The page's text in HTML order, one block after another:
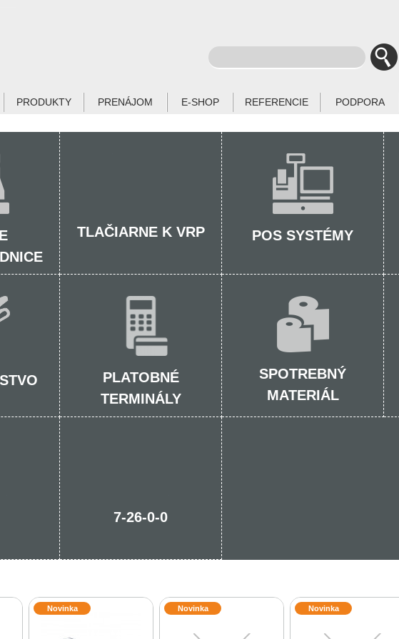
TLAČIARNE K VRP POS SYSTÉMY
PLATOBNÉ
TERMINÁLY
SPOTREBNÝ
MATERIÁL
7-26-0-0
Novinka Novinka Novinka
PRODUKTY PRENÁJOM E-SHOP REFERENCIE PODPORA